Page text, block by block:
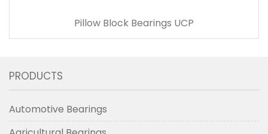
Pillow Block Bearings UCP
PRODUCTS
Automotive Bearings